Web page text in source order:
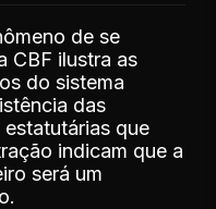
de se
CBF ilustra as
do sistema
das
que
indicam que a
será um